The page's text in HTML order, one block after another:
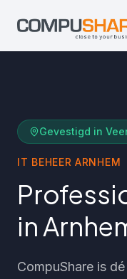
Gevestigd in
IT BEHEER ARNHEM
in
CompuShare is